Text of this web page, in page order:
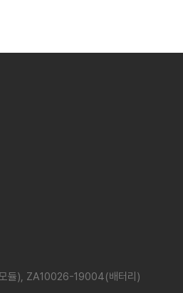
듈), ZA10026-19004(배터리)